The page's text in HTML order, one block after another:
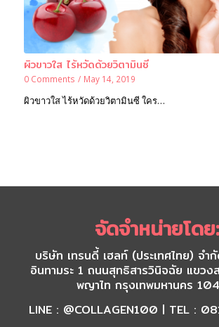
ผิวขาวใส ไร้หวัดด้วยวิตามินซี
0 Comments / May 14, 2019
ผิวขาวใส ไร้หวัดด้วยวิตามินซี ใคร…
จัดจำหน่ายโดย:
บริษัท เทรนดี้ เฮลท์ (ประเทศไทย) จ
อินทามระ 1 ถนนสุทธิสารวินิจฉัย แขวง
พญาไท กรุงเทพมหานคร
LINE : @COLLAGEN100 | TEL :